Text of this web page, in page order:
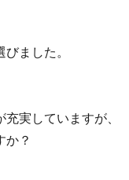
ました。
実していますが、
か？